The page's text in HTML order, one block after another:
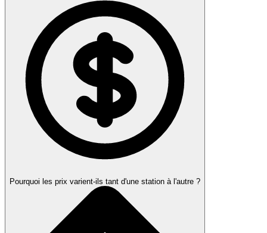
Pourquoi les prix varient-ils tant d'une station à l'autre ?